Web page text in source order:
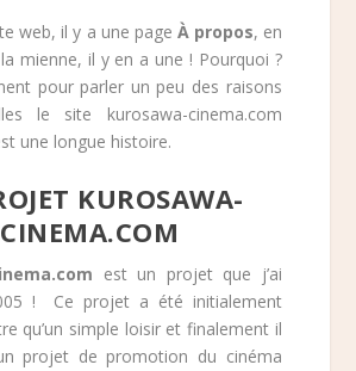
web, il y a une page À propos, en
mienne, il y en a une ! Pourquoi ?
pour parler un peu des raisons
le site kurosawa-cinema.com
une longue histoire.
KUROSAWA-
CINEMA.COM
est un projet que j’ai
! Ce projet a été initialement
qu’un simple loisir et finalement il
projet de promotion du cinéma